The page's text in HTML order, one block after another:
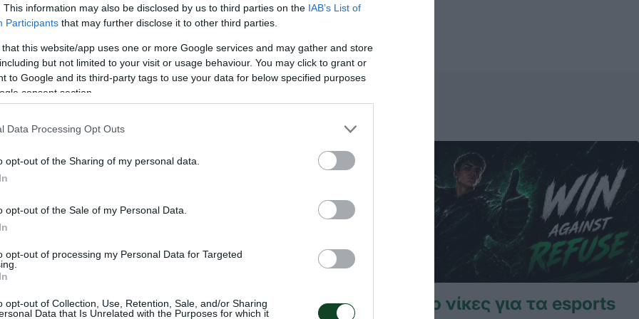
This information may also be disclosed by us to third parties on the IAB’s List of
Participants that may further disclose it to other third parties.
that this website/app uses one or more Google services and may gather and store
but not limited to your visit or usage behaviour. You may click to grant or
to Google and its third-party tags to use your data for below specified purposes
consent section.
Data Processing Opt Outs
opt-out of the Sharing of my personal data.
opt-out of the Sale of my Personal Data.
opt-out of processing my Personal Data for Targeted
opt-out of Collection, Use, Retention, Sale, and/or Sharing
Data that Is Unrelated with the Purposes for which it
άνοδος για τα
Τελείωσαν χωρίς ήττα την
Δύο νίκες για τα esports